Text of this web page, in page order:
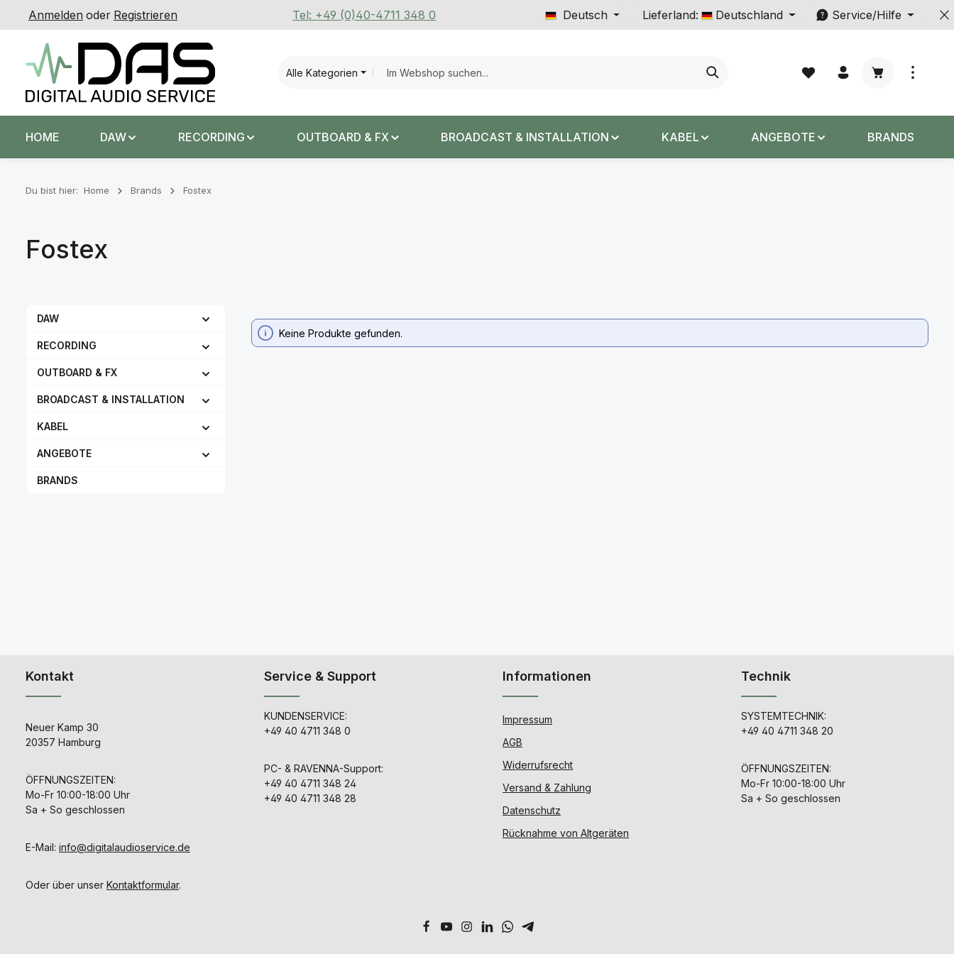
Hauptinhalt springen
Zur Suche springen
Zur Hauptnavigation springen
Anmelden oder Registrieren Tel: +49 (0)40-4711 348 0 Deutsch Lieferland: Deutschland Service/Hilfe
Alle Kategorien
Warenkorb
HOME DAW RECORDING OUTBOARD & FX BROADCAST & INSTALLATION KABEL ANGEBOTE BRANDS
Du bist hier: Home Brands Fostex
Fostex
DAW
RECORDING
OUTBOARD & FX
BROADCAST & INSTALLATION
KABEL
ANGEBOTE
BRANDS
Keine Produkte gefunden.
Kontakt
Neuer Kamp 30
20357 Hamburg
ÖFFNUNGSZEITEN:
Mo-Fr 10:00-18:00 Uhr
Sa + So geschlossen
E-Mail: info@digitalaudioservice.de
Oder über unser Kontaktformular.
Service & Support
KUNDENSERVICE:
+49 40 4711 348 0
PC- & RAVENNA-Support:
+49 40 4711 348 24
+49 40 4711 348 28
Informationen
Impressum
AGB
Widerrufsrecht
Versand & Zahlung
Datenschutz
Rücknahme von Altgeräten
Technik
SYSTEMTECHNIK:
+49 40 4711 348 20
ÖFFNUNGSZEITEN:
Mo-Fr 10:00-18:00 Uhr
Sa + So geschlossen